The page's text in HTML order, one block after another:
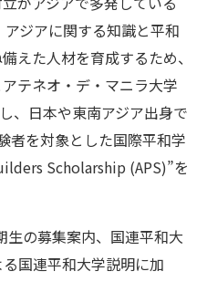
ジアに関する知識と平和
えた人材を育成するため、
アテネオ・デ・マニラ大学
、日本や東南アジア出身で
者を対象とした国際平和学
Scholarship (APS)”を
生の募集案内、国連平和大
国連平和大学説明に加